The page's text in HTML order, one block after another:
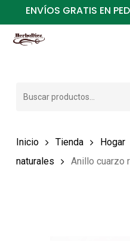
al
contenido
ENVÍOS GRATIS EN
Inicio Tienda Hogar
naturales
Anillo cuarzo